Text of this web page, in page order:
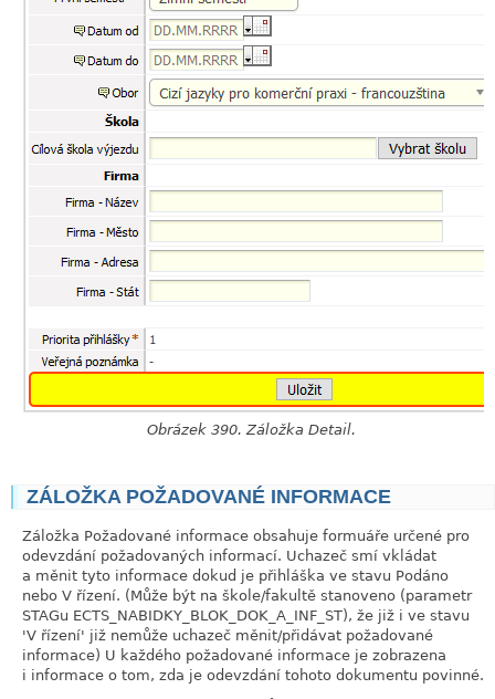
Obrázek 390. Záložka Detail.
ZÁLOŽKA POŽADOVANÉ INFORMACE
Záložka Požadované informace obsahuje formuáře určené pro
odevzdání požadovaných informací. Uchazeč smí vkládat
a měnit tyto informace dokud je přihláška ve stavu Podáno
nebo V řízení. (Může být na škole/fakultě stanoveno (parametr
STAGu ECTS_NABIDKY_BLOK_DOK_A_INF_ST), že již i ve stavu
'V řízení' již nemůže uchazeč měnit/přidávat požadované
informace) U každého požadované informace je zobrazena
i informace o tom, zda je odevzdání tohoto dokumentu povinné.